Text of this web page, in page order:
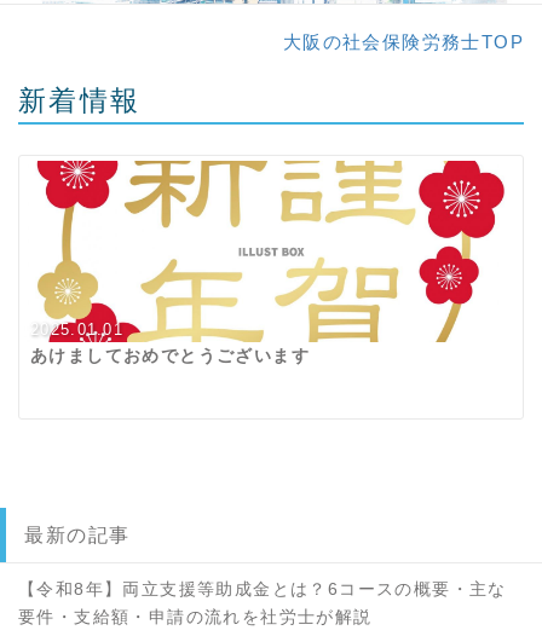
大阪の社会保険労務士TOP
新着情報
2025.01.01
あけましておめでとうございます
最新の記事
【令和8年】両立支援等助成金とは？6コースの概要・主な
要件・支給額・申請の流れを社労士が解説